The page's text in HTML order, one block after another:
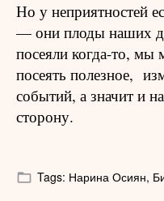
Но у неприятностей
— они плоды наших
посеяли когда-то,
посеять полезное,
событий, а значит и
сторону.
Tags: Нарина Осиян,